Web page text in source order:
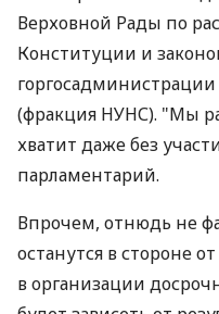
Верховной Рады по
Конституции и
(фракция НУНС). "Мы
хватит даже без
парламентарий.
Впрочем, отнюдь не
останутся в стороне
в организации